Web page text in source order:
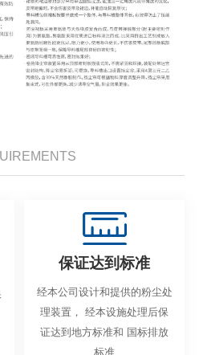
保证达到标准
经本公司设计和提供的粉尘处
理装置， 经本设施处理后保
证达到地方标准和 国标排放
标准